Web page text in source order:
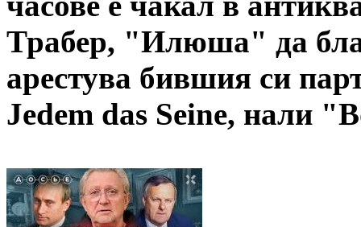
Трабер, "Илюша" да
арестува бившия си
Jedem das Seine, нали